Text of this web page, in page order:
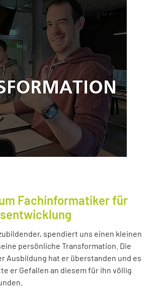
Fachinformatiker für
spendiert uns einen kleinen
persönliche Transformation. Die
Ausbildung hat er überstanden und es
er Gefallen an diesem für ihn völlig